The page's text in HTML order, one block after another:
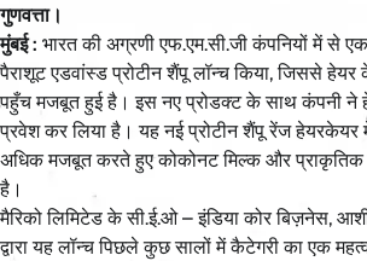
गुणवत्ता।
मुंबई : भारत की अग्रणी एफ.एम.सी.जी कंपनियों में से
पैराशूट एडवांस्ड प्रोटीन शैंपू लॉन्च किया, जिससे
पहुँच मजबूत हुई है। इस नए प्रोडक्ट के साथ कंपनी ने
प्रवेश कर लिया है। यह नई प्रोटीन शैंपू रेंज हेयरकेयर
अधिक मजबूत करते हुए कोकोनट मिल्क और प्राकृतिक
है।
मैरिको लिमिटेड के सी.ई.ओ – इंडिया कोर बिज़नेस,
द्वारा यह लॉन्च पिछले कुछ सालों में कैटेगरी का एक